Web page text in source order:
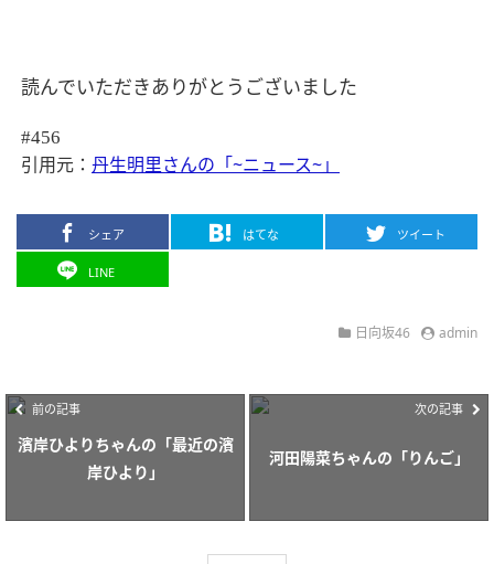
読んでいただきありがとうございました
#456
引用元： 丹生明里さんの「~ニュース~」
シェア はてな ツイート
LINE
日向坂46 admin
前の記事
濱岸ひよりちゃんの「最近の濱
岸ひより」
次の記事
河田陽菜ちゃんの「りんご」